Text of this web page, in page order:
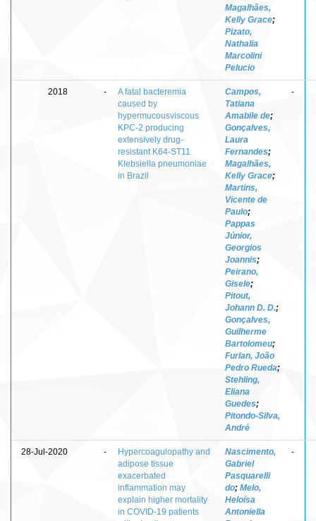
Magalhães,
Kelly Grace;
Pizato,
Nathalia
Marcolini
Pelucio
2018 -
A fatal bacteremia
caused by
hypermucousviscous
KPC-2 producing
extensively drug-
resistant K64-ST11
Klebsiella pneumoniae
in Brazil
Campos,
Tatiana
Amabile de;
Gonçalves,
Laura
Fernandes;
Magalhães,
Kelly Grace;
Martins,
Vicente de
Paulo;
Pappas
Júnior,
Georgios
Joannis;
Peirano,
Gisele;
Pitout,
Johann D. D.;
Gonçalves,
Guilherme
Bartolomeu;
Furlan, João
Pedro Rueda;
Stehling,
Eliana
Guedes;
Pitondo-Silva,
André
-
28-Jul-2020 -
Hypercoagulopathy and
adipose tissue
exacerbated
inflammation may
explain higher mortality
in COVID-19 patients
Nascimento,
Gabriel
Pasquarelli
do; Melo,
Heloísa
Antoniella
-